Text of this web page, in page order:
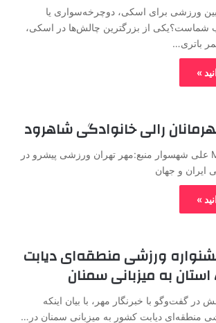
ورزشی برای اسکی، دوچرخه‌سواری یا
از بزرگترین چالش‌ها در اسکی،
باتری…
»
رالی خانوادگی شاهرود
دریافت 44 MB علی شهسوار منبع:مهر تهران ورزشی پیشرو در
ایران و جهان
»
ورزشی منطقه‌ای دیابت
در گفت‌وگو با خبرنگار مهر، با بیان اینکه
منطقه‌ای دیابت کشور به میزبانی سمنان در…